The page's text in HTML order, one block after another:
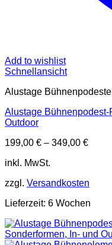
Add to wishlist
Schnellansicht
Alustage Bühnenpodeste
Alustage
Outdoor
199,00 € – 349,00 €
inkl. MwSt.
zzgl. Versandkosten
Lieferzeit: 6 Wochen